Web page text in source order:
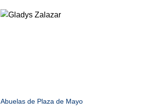
Abuelas de Plaza de Mayo